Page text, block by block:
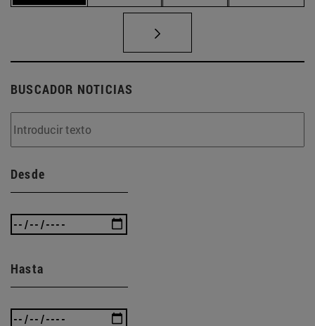
BUSCADOR NOTICIAS
Desde
Hasta